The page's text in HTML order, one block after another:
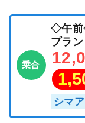
乗合
◇午前
プラン
シマ